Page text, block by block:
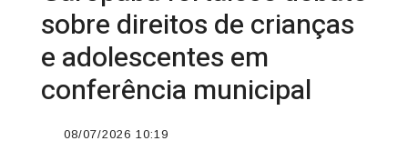
sobre direitos de crianças
e adolescentes em
conferência municipal
08/07/2026 10:19